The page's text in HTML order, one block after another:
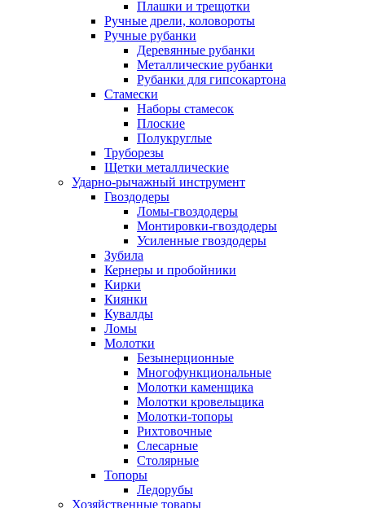
Плашки и трещотки
Ручные дрели, коловороты
Ручные рубанки
Деревянные рубанки
Металлические рубанки
Рубанки для гипсокартона
Стамески
Наборы стамесок
Плоские
Полукруглые
Труборезы
Щетки металлические
Ударно-рычажный инструмент
Гвоздодеры
Ломы-гвоздодеры
Монтировки-гвоздодеры
Усиленные гвоздодеры
Зубила
Кернеры и пробойники
Кирки
Киянки
Кувалды
Ломы
Молотки
Безынерционные
Многофункциональные
Молотки каменщика
Молотки кровельщика
Молотки-топоры
Рихтовочные
Слесарные
Столярные
Топоры
Ледорубы
Хозяйственные товары